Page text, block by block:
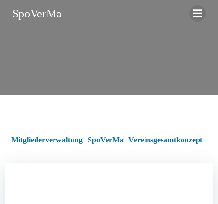
SpoVerMa
Mitgliederverwaltung SpoVerMa Vereinsgesamtkonzept